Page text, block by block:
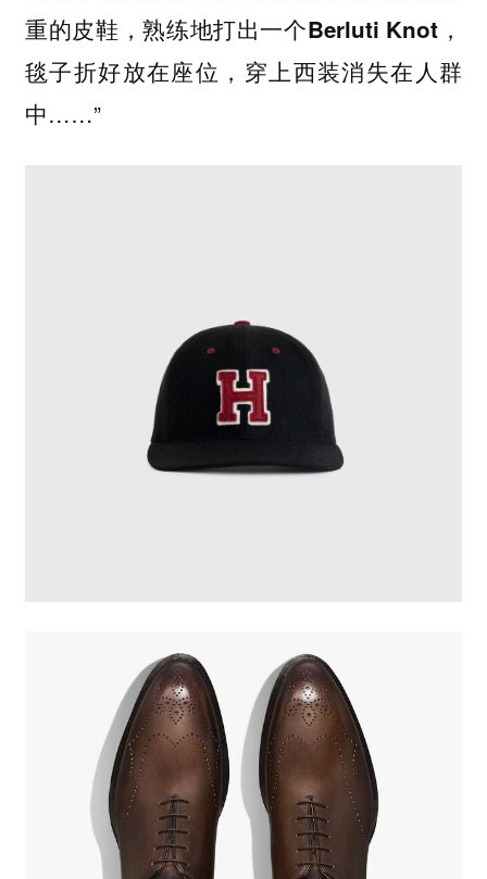
重的皮鞋，熟练地打出一个Berluti Knot，
毯子折好放在座位，穿上西装消失在人群
中……”